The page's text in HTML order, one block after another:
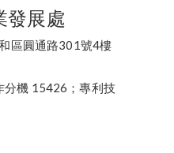
發展處
區圓通路301號4樓
機 15426；專利技